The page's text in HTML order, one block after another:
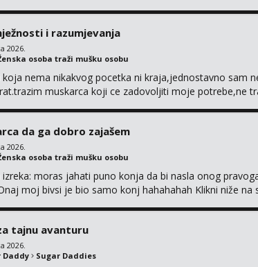
i razumjevanja
2026.
osoba traži mušku osobu
nema nikakvog pocetka ni kraja,jednostavno sam
muskarca koji ce zadovoljiti moje potrebe,ne
da ga dobro zajašem
2026.
osoba traži mušku osobu
moras jahati puno konja da bi nasla onog
moj bivsi je bio samo konj hahahahah Klikni niže na
tajnu avanturu
2026.
Daddy Sugar Daddies